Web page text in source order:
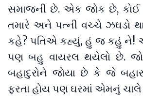
સમાજની છે. એક જોક છે, કોઈ
તમારે અને પત્ની વચ્ચે ઝઘડો
કહે? પતિએ કહ્યું, હું જ કહું ને!
પણ બહુ વાયરલ થયેલો છે.
બહાદુરોને જોયા છે કે જે
ફરતા હોય પણ ઘરમાં એમનું ચાલે